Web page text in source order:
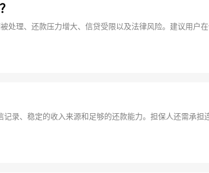
处理、还款压力增大、信贷受限以及法律风险。建议用户
录、稳定的收入来源和足够的还款能力。担保人还需承担